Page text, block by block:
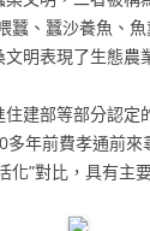
蠶、蠶沙養魚、
明表現了生態農
住建部等部分認定
多年前費孝通前
化”對比，具有主